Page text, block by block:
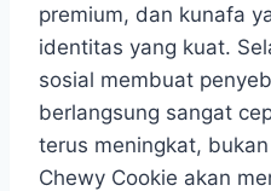
premium, dan kunafa
identitas yang kuat.
sosial membuat
berlangsung sangat
terus meningkat,
Chewy Cookie akan